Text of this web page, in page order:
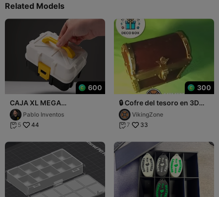
Related Models
600
CAJA XL MEGA
RESISTENTE SIN
TORNILLOS
Pablo Inventos
 5 44
300
🔒 Cofre del tesoro en 3D
con ranura para candado
🔑
VikingZone
 7 33